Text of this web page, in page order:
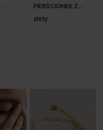
PIERŚCIONEK Z
złoty